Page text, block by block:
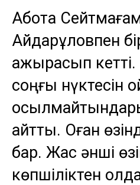
Ақбота
Айдарқұловпен
ажырасып кетті.
соңғы нүктесін
айтты. Оған
бар. Жас әнші
көпшіліктен